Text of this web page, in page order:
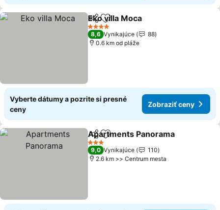
ZdieľaťPridať do obľúbených
Eko villa Moca
4 Počet hviezdičiek
8,6 Vynikajúce
88
0.6 km od pláže
Vyberte dátumy a pozrite si presné
ceny
Zobraziť ceny
ZdieľaťPridať do obľúbených
Apartments Panorama
3 Počet hviezdičiek
9,0 Vynikajúce
110
2.6 km >> Centrum mesta